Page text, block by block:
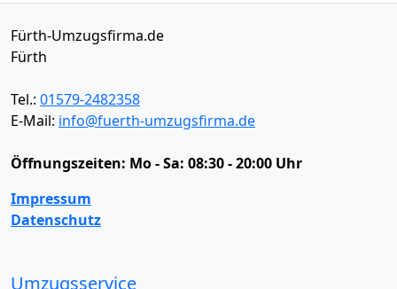
Fürth-Umzugsfirma.de
Fürth
Tel.: 01579-2482358
E-Mail: info@fuerth-umzugsfirma.de
Öffnungszeiten: Mo - Sa: 08:30 - 20:00 Uhr
Impressum
Datenschutz
Umzugsservice